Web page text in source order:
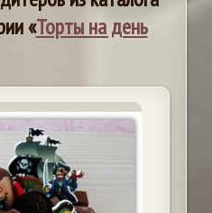
«Торты на день